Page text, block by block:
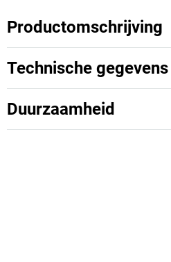
Productomschrijving
Technische gegevens
Duurzaamheid